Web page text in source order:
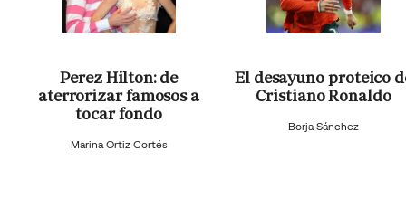
Perez Hilton: de
aterrorizar famosos a
tocar fondo
Marina Ortiz Cortés
El desayuno proteico
Cristiano Ronaldo
Borja Sánchez